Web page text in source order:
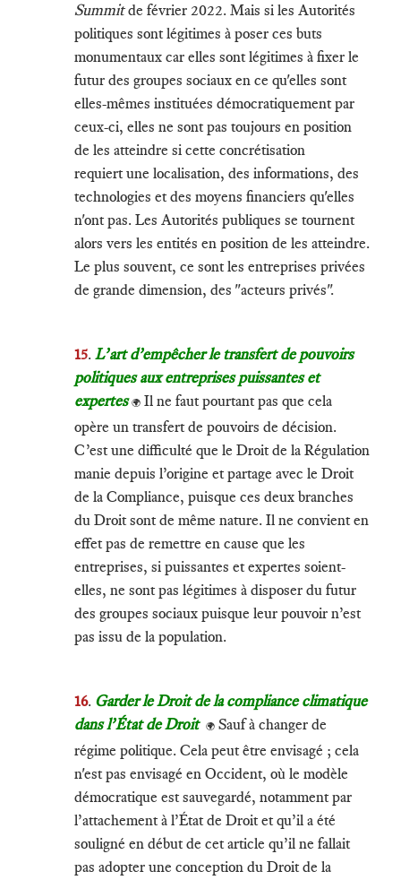
Summitde février 2022. Mais si les Autorités
politiques sont légitimes à poser ces buts
monumentaux car elles sont légitimes à fixer le
futur des groupes sociaux en ce qu'elles sont
elles-mêmes instituées démocratiquement par
ceux-ci, elles ne sont pas toujours en position
de les atteindre si cette concrétisation
requiert une localisation, des informations, des
technologies et des moyens financiers qu'elles
n'ont pas. Les Autorités publiques se tournent
alors vers les entités en position de les atteindre.
Le plus souvent, ce sont les entreprises privées
de grande dimension, des "acteurs privés".
15. L’art d’empêcher le transfert de pouvoirs
politiques aux entreprises puissantes et
expertes 🌍 Il ne faut pourtant pas que cela
opère un transfert de pouvoirs de décision.
C’est une difficulté que le Droit de la Régulation
manie depuis l’origine et partage avec le Droit
de la Compliance, puisque ces deux branches
du Droit sont de même nature. Il ne convient en
effet pas de remettre en cause que les
entreprises, si puissantes et expertes soient-
elles, ne sont pas légitimes à disposer du futur
des groupes sociaux puisque leur pouvoir n’est
pas issu de la population.
16. Garder le Droit de la compliance climatique
dans l’État de Droit 🌍 Sauf à changer de
régime politique. Cela peut être envisagé ; cela
n'est pas envisagé en Occident, où le modèle
démocratique est sauvegardé, notamment par
l’attachement à l’État de Droit et qu’il a été
souligné en début de cet article qu’il ne fallait
pas adopter une conception du Droit de la